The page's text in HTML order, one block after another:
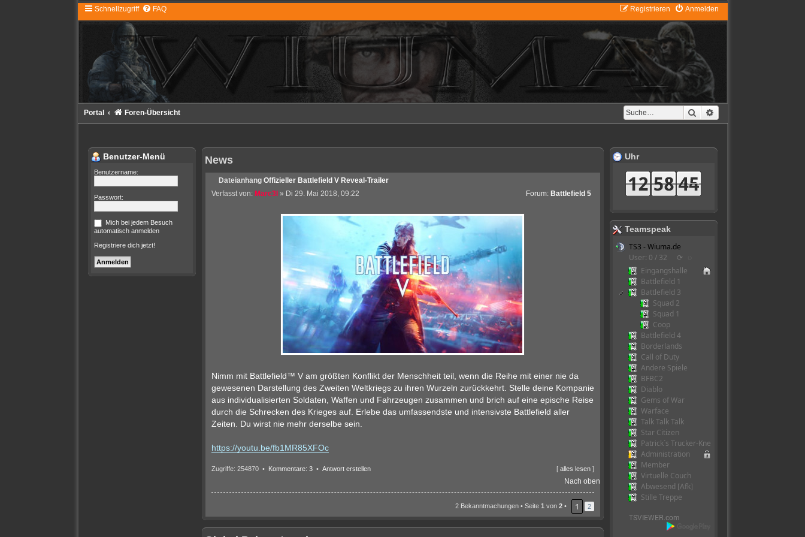
Schnellzugriff FAQ Anmelden
Registrieren
Suche
Portal Foren-Übersicht
News
Dateianhang Offizieller Battlefield V Reveal-Trailer
Verfasst von: Marc3l » Di 29. Mai 2018, 09:22 Forum: Battlefield 5
Nimm mit Battlefield™ V am größten Konflikt der Menschheit teil, wenn die Reihe mit einer nie da
gewesenen Darstellung des Zweiten Weltkriegs zu ihren Wurzeln zurückkehrt. Stelle deine Kompanie
aus individualisierten Soldaten, Waffen und Fahrzeugen zusammen und brich auf eine epische Reise
durch die Schrecken des Krieges auf. Erlebe das umfassendste und intensivste Battlefield aller
Zeiten. Du wirst nie mehr derselbe sein.
https://youtu.be/fb1MR85XFOc
Zugriffe: 254870 • Kommentare: 3• Antwort erstellen [ alles lesen]
Nach oben
2 Bekanntmachungen • Seite 1 von 2• 1 2
Benutzer-Menü
Benutzername:
Passwort:
Mich bei jedem Besuch
automatisch anmelden
Registriere dich jetzt!
Uhr
Teamspeak
TS3 - Wiuma.de
User: 0 / 32
⟳
Eingangshalle
Battlefield 1
Battlefield 3
Squad 2
Squad 1
Coop
Battlefield 4
Borderlands
Call of Duty
Andere Spiele
BFBC2
Diablo
Gems of War
Warface
Talk Talk Talk
Star Citizen
Patrick´s Trucker-Kneipe
Administration
Member
Virtuelle Couch
Abwesend [Afk]
Stille Treppe